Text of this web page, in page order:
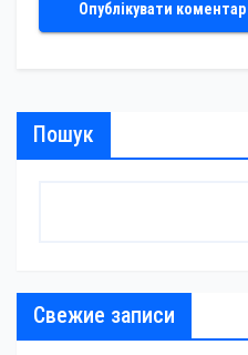
Пошук
Свежие записи